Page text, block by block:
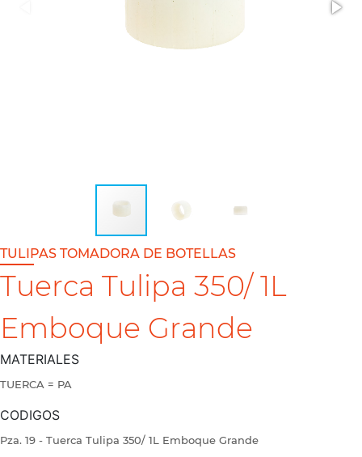
TULIPAS TOMADORA DE BOTELLAS
Tuerca Tulipa 350/ 1L
Emboque Grande
MATERIALES
TUERCA = PA
CODIGOS
Pza. 19 - Tuerca Tulipa 350/ 1L Emboque Grande